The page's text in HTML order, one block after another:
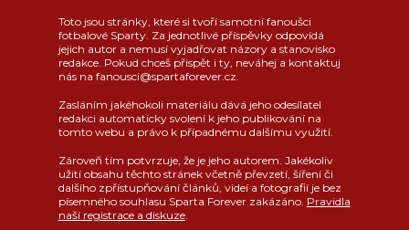
Toto jsou stránky, které si tvoří samotní fanoušci
fotbalové Sparty. Za jednotlivé příspěvky odpovídá
jejich autor a nemusí vyjadřovat názory a stanovisko
redakce. Pokud chceš přispět i ty, neváhej a kontaktuj
nás na fanousci@spartaforever.cz.
Zasláním jakéhokoli materiálu dává jeho odesílatel
redakci automaticky svolení k jeho publikování na
tomto webu a právo k případnému dalšímu využití.
Zároveň tím potvrzuje, že je jeho autorem. Jakékoliv
užití obsahu těchto stránek včetně převzetí, šíření či
dalšího zpřístupňování článků, videí a fotografií je bez
písemného souhlasu Sparta Forever zakázáno. Pravidla
naší registrace a diskuze.